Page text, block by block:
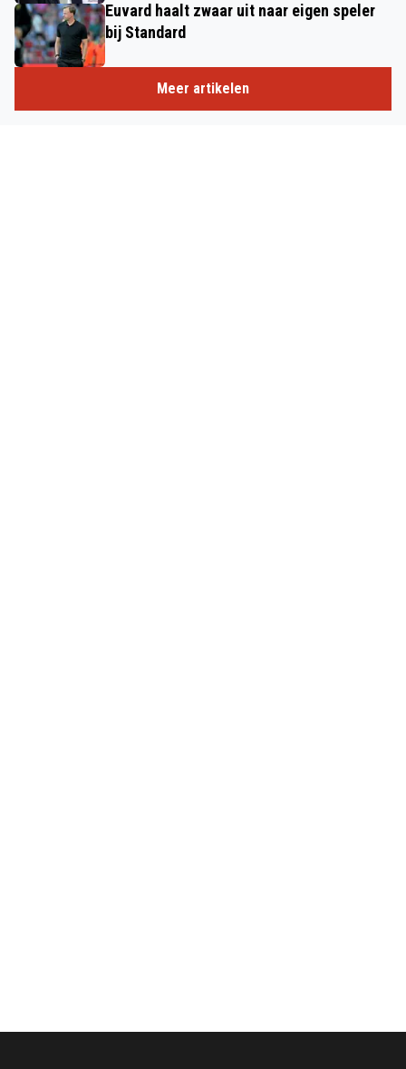
Euvard haalt zwaar uit naar eigen speler
bij Standard
Meer artikelen